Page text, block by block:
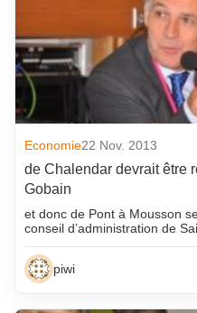
Economie22 Nov. 2013
de Chalendar devrait être
Gobain
et donc de Pont à Mousson
conseil d’administration de
piwi